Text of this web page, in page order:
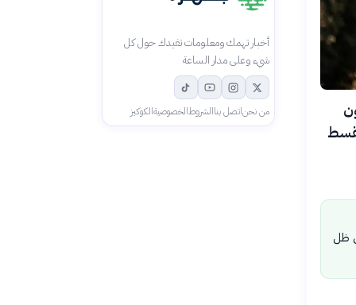
ظل
أخبار تهمك ومعلومات تفيدك حول كل
شيء وعلى مدار الساعة
من نحناتصل بناالشروطالخصوصيةالكوكيز